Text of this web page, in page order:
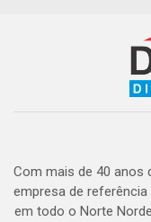
Com mais de 40 anos
empresa de
em todo o Norte